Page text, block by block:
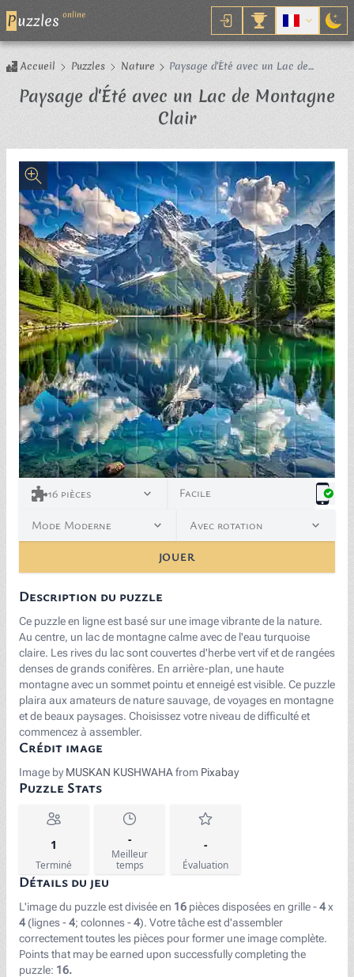
Puzzles online
Accueil Puzzles Nature
Paysage d'Été avec un Lac de
Paysage d'Été avec un Lac de Montagne
ClairPuzzle
<p><span style="color: black;">Image by </span><a
16 pièces Facile
Mode Moderne Avec rotation
JOUER
Description du puzzle
Ce puzzle en ligne est basé sur une image vibrante de la nature.
Au centre, un lac de montagne calme avec de l'eau turquoise
claire. Les rives du lac sont couvertes d'herbe vert vif et de rangées
denses de grands conifères. En arrière-plan, une haute
montagne avec un sommet pointu et enneigé est visible. Ce puzzle
plaira aux amateurs de nature sauvage, de voyages en montagne
et de beaux paysages. Choisissez votre niveau de difficulté et
commencez à assembler.
Crédit image
Image byMUSKAN KUSHWAHAfrom Pixabay
Puzzle Stats
1
Terminé
-
Meilleur
temps
-
Évaluation
Détails du jeu
L'image du puzzle est divisée en 16 pièces disposées en grille -4x
4 (lignes -4; colonnes -4). Votre tâche est d'assembler
correctement toutes les pièces pour former une image complète.
Points that may be earned upon successfully completing the
puzzle: 16.